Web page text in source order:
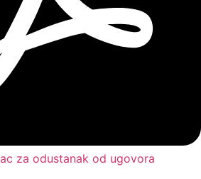
za odustanak od ugovora